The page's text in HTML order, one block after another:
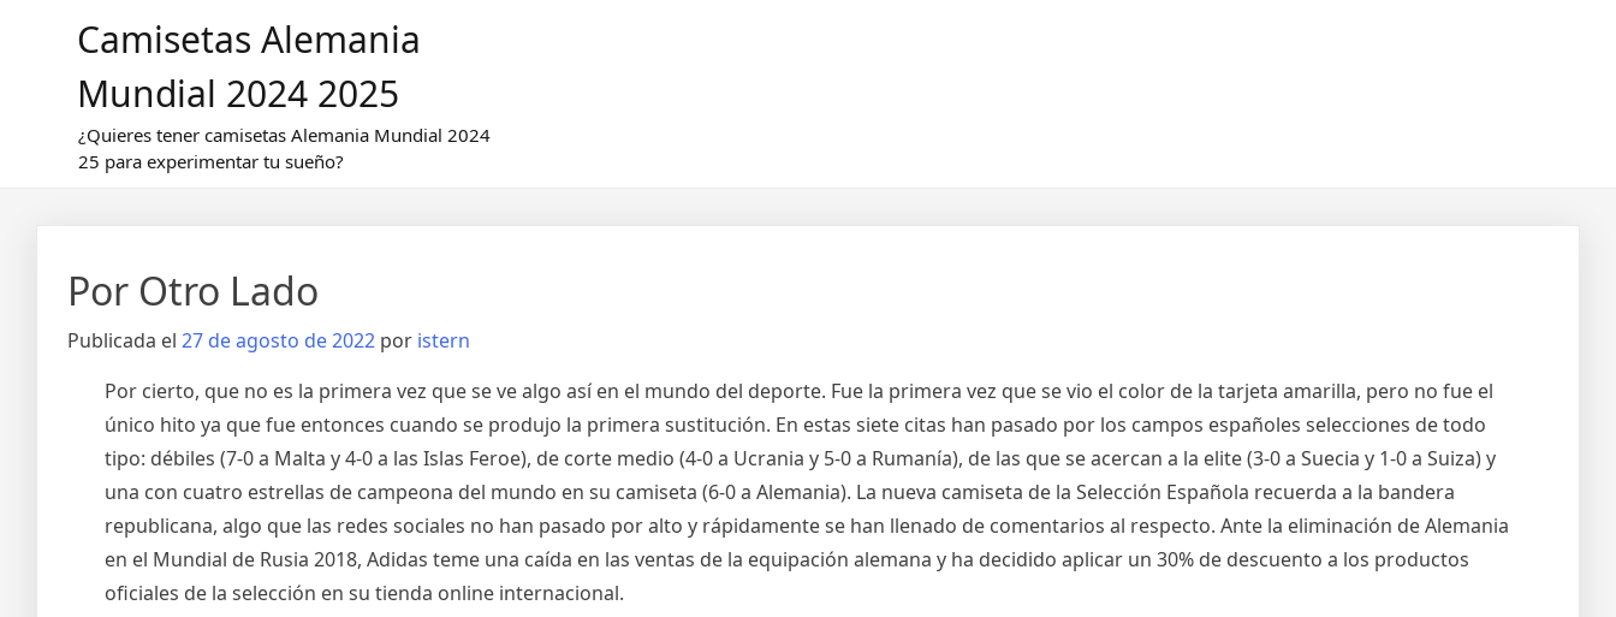
Camisetas Alemania
Mundial 2024 2025
¿Quieres tener camisetas Alemania Mundial 2024
25 para experimentar tu sueño?
Por Otro Lado
Publicada el 27 de agosto de 2022 por istern
Por cierto, que no es la primera vez que se ve algo así en el mundo del deporte. Fue la primera vez que se vio el color de la tarjeta amarilla, pero no fue el
único hito ya que fue entonces cuando se produjo la primera sustitución. En estas siete citas han pasado por los campos españoles selecciones de todo
tipo: débiles (7-0 a Malta y 4-0 a las Islas Feroe), de corte medio (4-0 a Ucrania y 5-0 a Rumanía), de las que se acercan a la elite (3-0 a Suecia y 1-0 a Suiza) y
una con cuatro estrellas de campeona del mundo en su camiseta (6-0 a Alemania). La nueva camiseta de la Selección Española recuerda a la bandera
republicana, algo que las redes sociales no han pasado por alto y rápidamente se han llenado de comentarios al respecto. Ante la eliminación de Alemania
en el Mundial de Rusia 2018, Adidas teme una caída en las ventas de la equipación alemana y ha decidido aplicar un 30% de descuento a los productos
oficiales de la selección en su tienda online internacional.